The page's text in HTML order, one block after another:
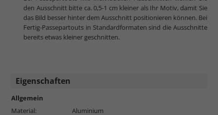
den Ausschnitt bitte ca. 0,5-1 cm kleiner als Ihr Motiv, damit Sie
das Bild besser hinter dem Ausschnitt positionieren können. Bei
Fertig-Passepartouts in Standardformaten sind die Ausschnitte
bereits etwas kleiner geschnitten.
Eigenschaften
Allgemein
Material:
Aluminium